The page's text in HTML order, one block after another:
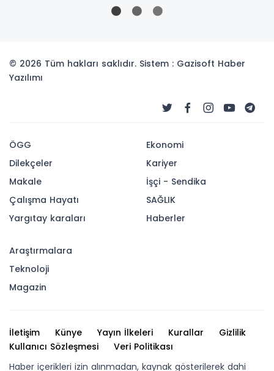
© 2026 Tüm hakları saklıdır. Sistem : Gazisoft Haber
Yazılımı
ÖGG
Dilekçeler
Makale
Çalışma Hayatı
Yargıtay karaları
Ekonomi
Kariyer
İşçi - Sendika
SAĞLIK
Haberler
Araştırmalara
Teknoloji
Magazin
İletişim Künye Yayın İlkeleri Kurallar
Gizlilik
Kullanıcı Sözleşmesi
Veri Politikası
Haber içerikleri izin alınmadan, kaynak gösterilerek dahi